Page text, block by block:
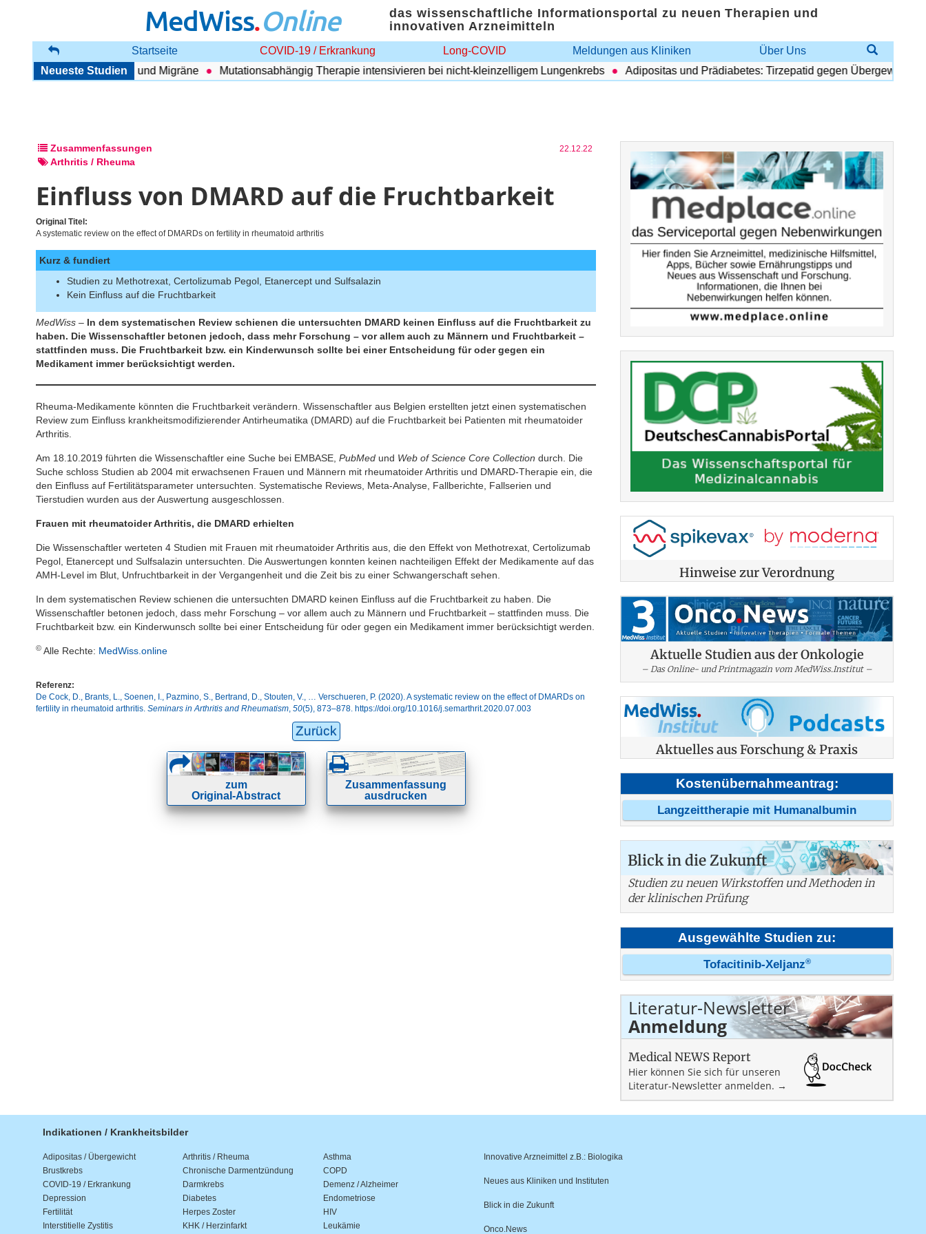
MedWiss.Online
das wissenschaftliche Informationsportal zu neuen Therapien und
innovativen Arzneimitteln
Startseite COVID-19 / Erkrankung Long-COVID Meldungen aus Kliniken
Über Uns
Neueste Studien
zwischen COPD und Migräne Mutationsabhängig Therapie intensivieren bei nicht-kleinzelligem Lungenkrebs Adipositas und Prädiabetes: Tirzepatid gegen Übergewicht und
Zusammenfassungen 22.12.22
Arthritis / Rheuma
Einfluss von DMARD auf die Fruchtbarkeit
Original Titel:
A systematic review on the effect of DMARDs on fertility in rheumatoid arthritis
Kurz & fundiert
Studien zu Methotrexat, Certolizumab Pegol, Etanercept und Sulfsalazin
Kein Einfluss auf die Fruchtbarkeit
MedWiss – In dem systematischen Review schienen die untersuchten DMARD keinen Einfluss auf die Fruchtbarkeit zu
haben. Die Wissenschaftler betonen jedoch, dass mehr Forschung – vor allem auch zu Männern und Fruchtbarkeit –
stattfinden muss. Die Fruchtbarkeit bzw. ein Kinderwunsch sollte bei einer Entscheidung für oder gegen ein
Medikament immer berücksichtigt werden.
Rheuma-Medikamente könnten die Fruchtbarkeit verändern. Wissenschaftler aus Belgien erstellten jetzt einen systematischen
Review zum Einfluss krankheitsmodifizierender Antirheumatika (DMARD) auf die Fruchtbarkeit bei Patienten mit rheumatoider
Arthritis.
Am 18.10.2019 führten die Wissenschaftler eine Suche bei EMBASE, PubMed und Web of Science Core Collection durch. Die
Suche schloss Studien ab 2004 mit erwachsenen Frauen und Männern mit rheumatoider Arthritis und DMARD-Therapie ein, die
den Einfluss auf Fertilitätsparameter untersuchten. Systematische Reviews, Meta-Analyse, Fallberichte, Fallserien und
Tierstudien wurden aus der Auswertung ausgeschlossen.
Frauen mit rheumatoider Arthritis, die DMARD erhielten
Die Wissenschaftler werteten 4 Studien mit Frauen mit rheumatoider Arthritis aus, die den Effekt von Methotrexat, Certolizumab
Pegol, Etanercept und Sulfsalazin untersuchten. Die Auswertungen konnten keinen nachteiligen Effekt der Medikamente auf das
AMH-Level im Blut, Unfruchtbarkeit in der Vergangenheit und die Zeit bis zu einer Schwangerschaft sehen.
In dem systematischen Review schienen die untersuchten DMARD keinen Einfluss auf die Fruchtbarkeit zu haben. Die
Wissenschaftler betonen jedoch, dass mehr Forschung – vor allem auch zu Männern und Fruchtbarkeit – stattfinden muss. Die
Fruchtbarkeit bzw. ein Kinderwunsch sollte bei einer Entscheidung für oder gegen ein Medikament immer berücksichtigt werden.
© Alle Rechte: MedWiss.online
Referenz:
De Cock, D., Brants, L., Soenen, I., Pazmino, S., Bertrand, D., Stouten, V., … Verschueren, P. (2020). A systematic review on the effect of DMARDs on
fertility in rheumatoid arthritis. Seminars in Arthritis and Rheumatism, 50(5), 873–878. https://doi.org/10.1016/j.semarthrit.2020.07.003
Zurück
zum
Original-Abstract
Zusammenfassung
ausdrucken
Hinweise zur Verordnung
Aktuelle Studien aus der Onkologie
– Das Online- und Printmagazin vom MedWiss.Institut –
Aktuelles aus Forschung & Praxis
Kostenübernahmeantrag:
Langzeittherapie mit Humanalbumin
Blick in die Zukunft
Studien zu neuen Wirkstoffen und Methoden in
der klinischen Prüfung
Ausgewählte Studien zu:
Tofacitinib-Xeljanz®
Literatur-Newsletter
Anmeldung
Medical NEWS Report
Hier können Sie sich für unseren
Literatur-Newsletter anmelden. →
Indikationen / Krankheitsbilder
Adipositas / Übergewicht Arthritis / Rheuma
Asthma
Brustkrebs
Chronische Darmentzündung
COPD
COVID-19 / Erkrankung
Darmkrebs
Demenz / Alzheimer
Depression
Diabetes
Endometriose
Fertilität
Herpes Zoster
HIV
Interstitielle Zystitis
KHK / Herzinfarkt Leukämie
Innovative Arzneimittel z.B.: Biologika
Neues aus Kliniken und Instituten
Blick in die Zukunft
Onco.News